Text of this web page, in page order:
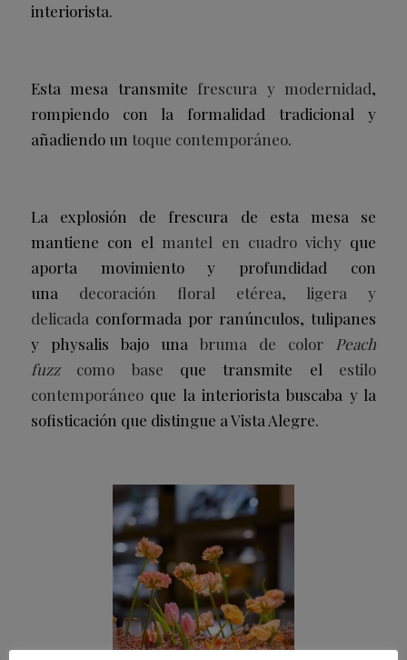
interiorista.
Esta mesa transmite frescura y modernidad,
rompiendo con la formalidad tradicional y
añadiendo un toque contemporáneo.
La explosión de frescura de esta mesa se
mantiene con el mantel en cuadro vichy que
aporta movimiento y profundidad con
una decoración floral etérea, ligera y
delicada conformada por ranúnculos, tulipanes
y physalis bajo unabruma de color Peach
fuzzcomo base que transmite el estilo
contemporáneoque la interiorista buscaba y la
sofisticación que distingue a Vista Alegre.